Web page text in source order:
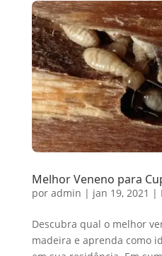
Melhor Veneno para
por admin | jan 19, 2021 |
Descubra qual o melhor
madeira e aprenda como